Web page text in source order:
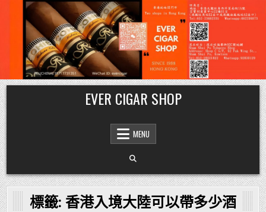
Skip
to
content
EVER CIGAR SHOP
MENU
標籤: 香港入境大陸可以帶多少酒